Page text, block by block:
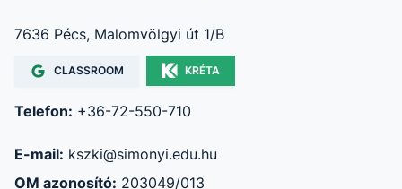
7636 Pécs, Malomvölgyi út 1/B
CLASSROOM KRÉTA
Telefon: +36-72-550-710
E-mail: kszki@simonyi.edu.hu
OM azonosító: 203049/013